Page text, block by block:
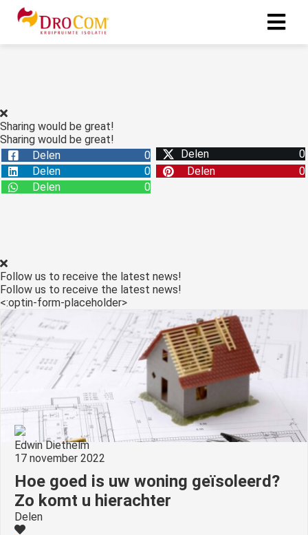
Sharing would be great!
Sharing would be great!
Delen
0 Delen
0
Delen
0 Delen
0
Delen
0
Follow us to receive the latest news!
Follow us to receive the latest news!
<:optin-form-placeholder>
Edwin Diethelm
17 november 2022
Hoe goed is uw woning geïsoleerd?
Zo komt u hierachter
Delen